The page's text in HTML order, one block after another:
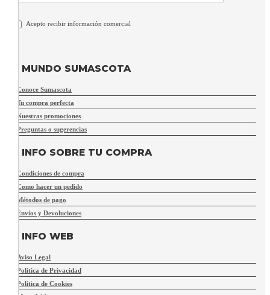
Acepto recibir información comercial
MUNDO SUMASCOTA
Conoce Sumascota
Tu compra perfecta
Nuestras promociones
Preguntas o sugerencias
INFO SOBRE TU COMPRA
Condiciones de compra
Como hacer un pedido
Métodos de pago
Envíos y Devoluciones
INFO WEB
Aviso Legal
Política de Privacidad
Política de Cookies